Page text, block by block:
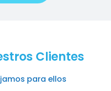
Clientes
para ellos